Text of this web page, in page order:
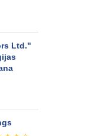
Ltd."